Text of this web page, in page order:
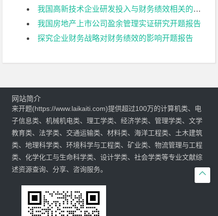
我国高新技术企业研发投入与财务绩效相关的影响因素分析——基于创业板上市公司的数据开题报告
我国房地产上市公司盈余管理实证研究开题报告
探究企业财务战略对财务绩效的影响开题报告

网站简介
来开题(https://www.laikaiti.com)提供超过100万的计算机类、电
子信息类、机械机电类、理工学类、经济学类、管理学类、文学
教育类、法学类、交通运输类、材料类、海洋工程类、土木建筑
类、地理科学类、环境科学与工程类、矿业类、物流管理与工程
类、化学化工与生命科学类、设计学类、社会学类等专业文献综
述资源查询、分享、咨询服务。